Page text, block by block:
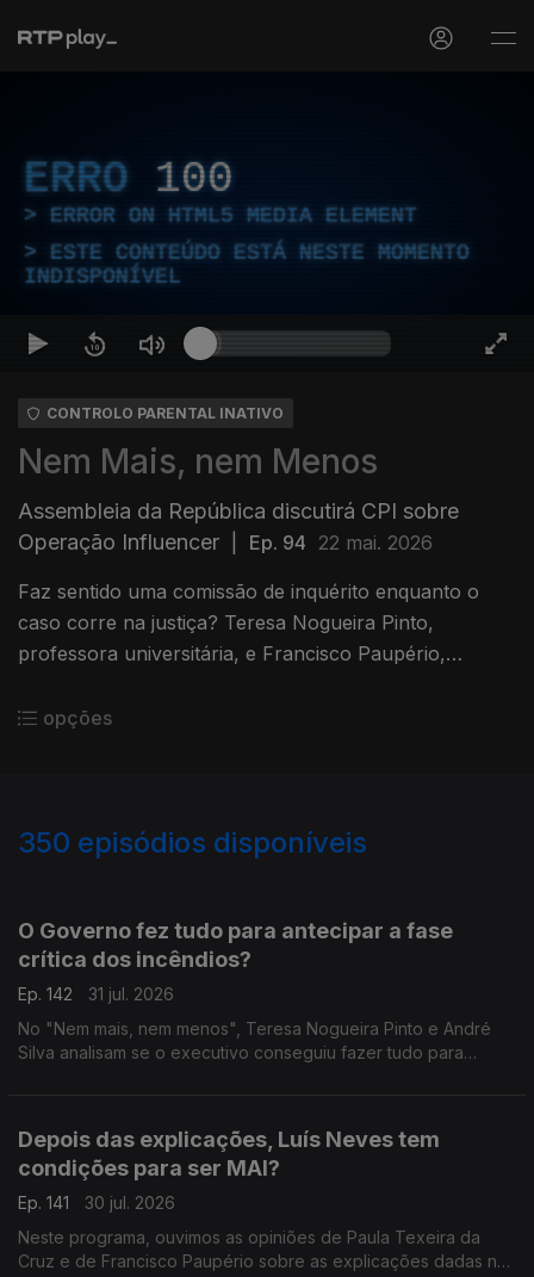
ERRO 100
ERROR ON HTML5 MEDIA ELEMENT
ESTE CONTEÚDO ESTÁ NESTE MOMENTO
INDISPONÍVEL
CONTROLO PARENTAL INATIVO
Nem Mais, nem Menos
Assembleia da República discutirá CPI sobre
Operação Influencer
Ep. 94 22 mai. 2026
Faz sentido uma comissão de inquérito enquanto o
caso corre na justiça? Teresa Nogueira Pinto,
professora universitária, e Francisco Paupério,
Miguel Pereira.
opções
350 episódios disponíveis
O Governo fez tudo para antecipar a fase
crítica dos incêndios?
Ep. 142
31 jul. 2026
No "Nem mais, nem menos", Teresa Nogueira Pinto e André
Silva analisam se o executivo conseguiu fazer tudo para
Depois das explicações, Luís Neves tem
condições para ser MAI?
Ep. 141
30 jul. 2026
Neste programa, ouvimos as opiniões de Paula Texeira da
Cruz e de Francisco Paupério sobre as explicações dadas na